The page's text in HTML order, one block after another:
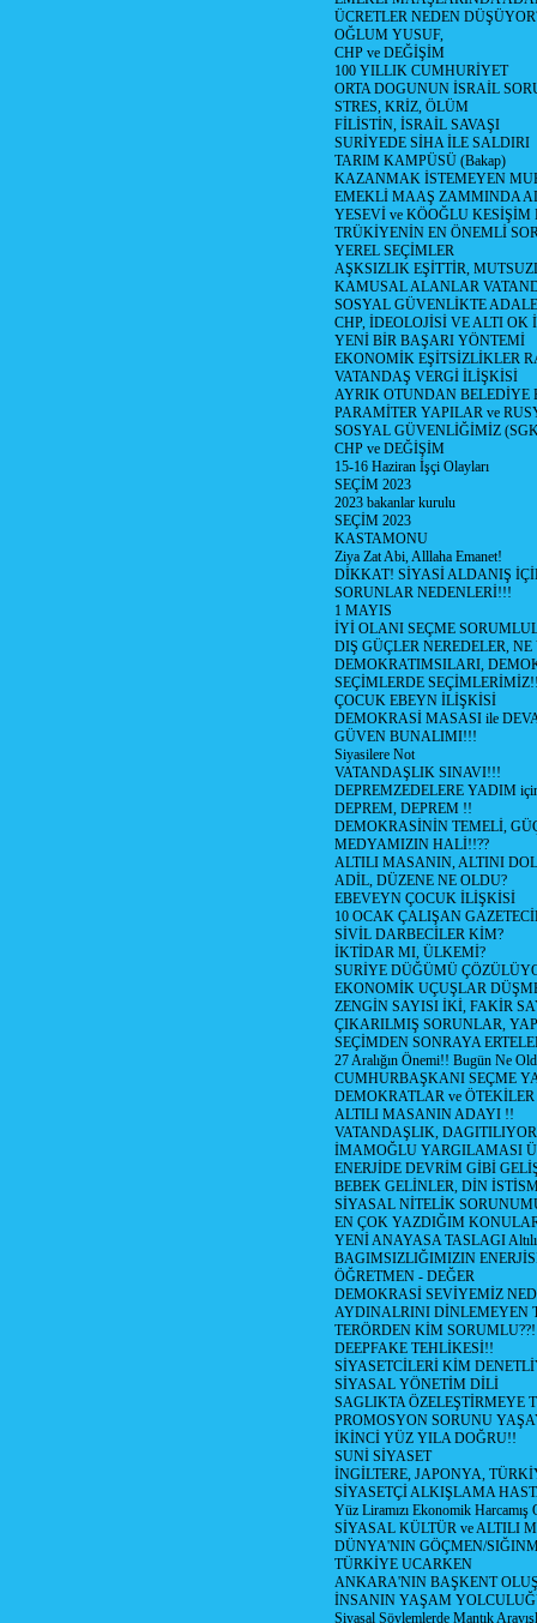
ÜCRETLER NEDEN
OĞLUM YUSUF,
CHP ve DEĞİŞİM
100 YILLIK CUMHURİYET
ORTA DOGUNUN İSRAİL
STRES, KRİZ, ÖLÜM
FİLİSTİN, İSRAİL SAVAŞI
SURİYEDE SİHA İLE SALDIRI
TARIM KAMPÜSÜ (Bakap)
KAZANMAK İSTEMEYEN
EMEKLİ MAAŞ ZAMMINDA
YESEVİ ve KÖOĞLU
TRÜKİYENİN EN ÖNEMLİ
YEREL SEÇİMLER
AŞKSIZLIK EŞİTTİR,
KAMUSAL ALANLAR
SOSYAL GÜVENLİKTE
CHP, İDEOLOJİSİ VE ALTI OK
YENİ BİR BAŞARI YÖNTEMİ
EKONOMİK EŞİTSİZLİKLER
VATANDAŞ VERGİ İLİŞKİSİ
AYRIK OTUNDAN
PARAMİTER YAPILAR ve
SOSYAL GÜVENLİĞİMİZ
CHP ve DEĞİŞİM
15-16 Haziran İşçi Olayları
SEÇİM 2023
2023 bakanlar kurulu
SEÇİM 2023
KASTAMONU
Ziya Zat Abi, Alllaha Emanet!
DİKKAT! SİYASİ ALDANIŞ
SORUNLAR NEDENLERİ!!!
1 MAYIS
İYİ OLANI SEÇME
DIŞ GÜÇLER NEREDELER,
DEMOKRATIMSILARI,
SEÇİMLERDE
ÇOCUK EBEYN İLİŞKİSİ
DEMOKRASİ MASASI ile
GÜVEN BUNALIMI!!!
Siyasilere Not
VATANDAŞLIK SINAVI!!!
DEPREMZEDELERE YADIM
DEPREM, DEPREM !!
DEMOKRASİNİN TEMELİ,
MEDYAMIZIN HALİ!!??
ALTILI MASANIN, ALTINI
ADİL, DÜZENE NE OLDU?
EBEVEYN ÇOCUK İLİŞKİSİ
10 OCAK ÇALIŞAN
SİVİL DARBECİLER KİM?
İKTİDAR MI, ÜLKEMİ?
SURİYE DÜĞÜMÜ
EKONOMİK UÇUŞLAR
ZENGİN SAYISI İKİ, FAKİR
ÇIKARILMIŞ SORUNLAR,
SEÇİMDEN SONRAYA
27 Aralığın Önemi!! Bugün Ne
CUMHURBAŞKANI SEÇME
DEMOKRATLAR ve ÖTEKİLER
ALTILI MASANIN ADAYI !!
VATANDAŞLIK,
İMAMOĞLU YARGILAMASI
ENERJİDE DEVRİM GİBİ
BEBEK GELİNLER, DİN
SİYASAL NİTELİK
EN ÇOK YAZDIĞIM
YENİ ANAYASA TASLAGI Altılı
BAGIMSIZLIĞIMIZIN
ÖĞRETMEN - DEĞER
DEMOKRASİ SEVİYEMİZ
AYDINALRINI DİNLEMEYEN
TERÖRDEN KİM
DEEPFAKE TEHLİKESİ!!
SİYASETCİLERİ KİM
SİYASAL YÖNETİM DİLİ
SAGLIKTA ÖZELEŞTİRMEYE
PROMOSYON SORUNU
İKİNCİ YÜZ YILA DOĞRU!!
SUNİ SİYASET
İNGİLTERE, JAPONYA,
SİYASETÇİ ALKIŞLAMA
Yüz Liramızı Ekonomik Harcamış
SİYASAL KÜLTÜR ve ALTILI
DÜNYA'NIN GÖÇMEN/
TÜRKİYE UCARKEN
ANKARA'NIN BAŞKENT
İNSANIN YAŞAM
Siyasal Söylemlerde Mantık